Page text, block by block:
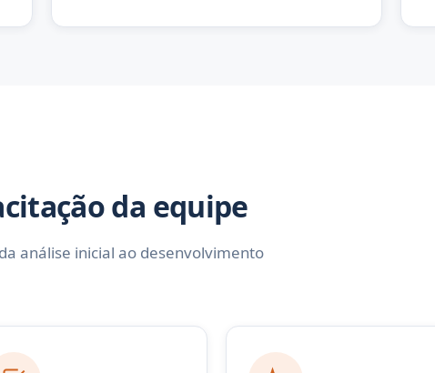
da equipe
análise inicial ao desenvolvimento